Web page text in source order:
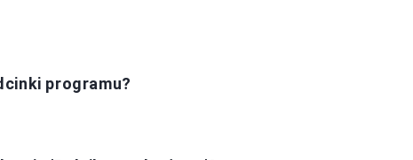
programu?